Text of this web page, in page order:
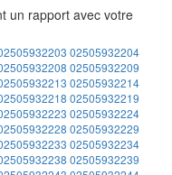
un rapport avec votre
02505932204
02505932209
02505932214
02505932219
02505932224
02505932229
02505932234
02505932239